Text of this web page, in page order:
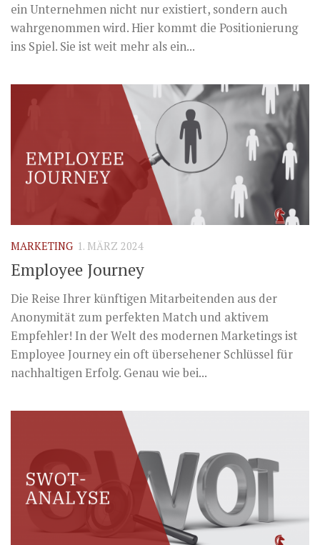
ein Unternehmen nicht nur existiert, sondern auch
wahrgenommen wird. Hier kommt die Positionierung
ins Spiel. Sie ist weit mehr als ein...
MARKETING 1. MÄRZ 2024
Employee Journey
Die Reise Ihrer künftigen Mitarbeitenden aus der
Anonymität zum perfekten Match und aktivem
Empfehler! In der Welt des modernen Marketings ist
Employee Journey ein oft übersehener Schlüssel für
nachhaltigen Erfolg. Genau wie bei...